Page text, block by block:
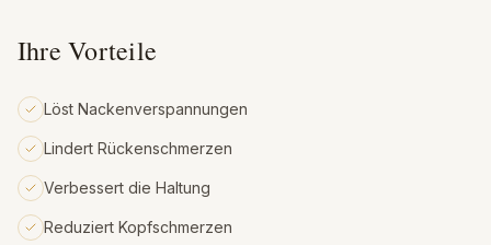
Ihre Vorteile
Löst Nackenverspannungen
Lindert Rückenschmerzen
Verbessert die Haltung
Reduziert Kopfschmerzen